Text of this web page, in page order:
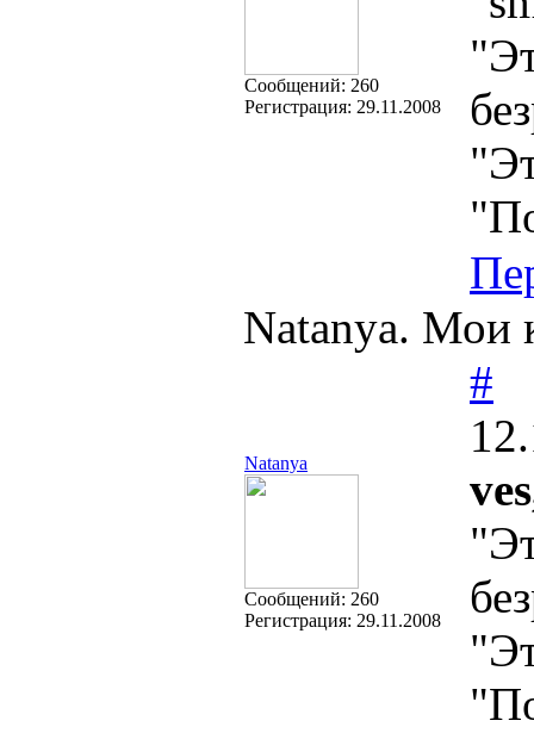
Cообщений: 260
Регистрация: 29.11.2008
Natanya. Мои
Natanya
Cообщений: 260
Регистрация: 29.11.2008
#